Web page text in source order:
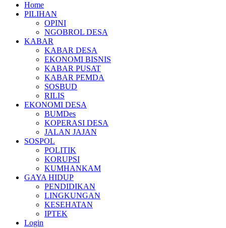
Home
PILIHAN
OPINI
NGOBROL DESA
KABAR
KABAR DESA
EKONOMI BISNIS
KABAR PUSAT
KABAR PEMDA
SOSBUD
RILIS
EKONOMI DESA
BUMDes
KOPERASI DESA
JALAN JAJAN
SOSPOL
POLITIK
KORUPSI
KUMHANKAM
GAYA HIDUP
PENDIDIKAN
LINGKUNGAN
KESEHATAN
IPTEK
Login